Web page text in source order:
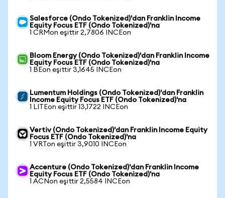
Salesforce (Ondo Tokenized)'dan Franklin Income
Equity Focus ETF (Ondo Tokenized)'na
1 CRMon eşittir 2,7806 INCEon
Bloom Energy (Ondo Tokenized)'dan Franklin Income
Equity Focus ETF (Ondo Tokenized)'na
1 BEon eşittir 3,1645 INCEon
Lumentum Holdings (Ondo Tokenized)'dan Franklin
Income Equity Focus ETF (Ondo Tokenized)'na
1 LITEon eşittir 13,1722 INCEon
Vertiv (Ondo Tokenized)'dan Franklin Income Equity
Focus ETF (Ondo Tokenized)'na
1 VRTon eşittir 3,9010 INCEon
Accenture (Ondo Tokenized)'dan Franklin Income
Equity Focus ETF (Ondo Tokenized)'na
1 ACNon eşittir 2,5584 INCEon